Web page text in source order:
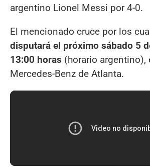
argentino Lionel Messi por 4-0.
El mencionado cruce por los
disputará el próximo sábado 5
13:00 horas (horario argentino),
Mercedes-Benz de Atlanta.